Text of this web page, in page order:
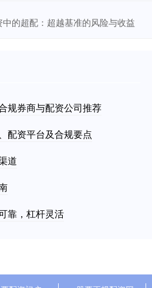
的超配：超越基准的风险与收益
规券商与配资公司推荐
配资平台及合规要点
道
靠，杠杆灵活